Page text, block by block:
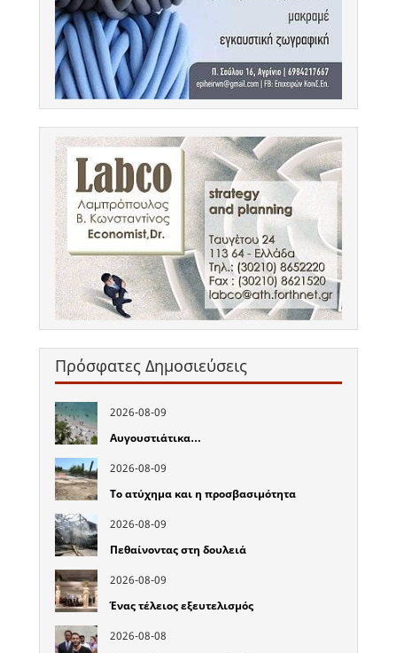
Πρόσφατες Δημοσιεύσεις
2026-08-09
Αυγουστιάτικα…
2026-08-09
Το ατύχημα και η προσβασιμότητα
2026-08-09
Πεθαίνοντας στη δουλειά
2026-08-09
Ένας τέλειος εξευτελισμός
2026-08-08